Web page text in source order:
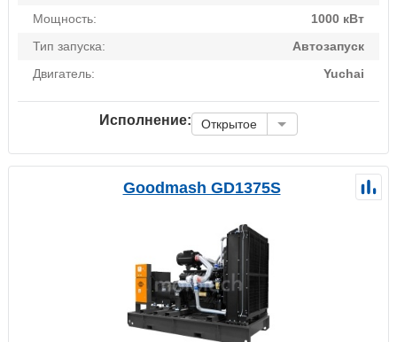
Мощность:
1000 кВт
Тип запуска:
Автозапуск
Двигатель:
Yuchai
Исполнение: Открытое
Goodmash GD1375S